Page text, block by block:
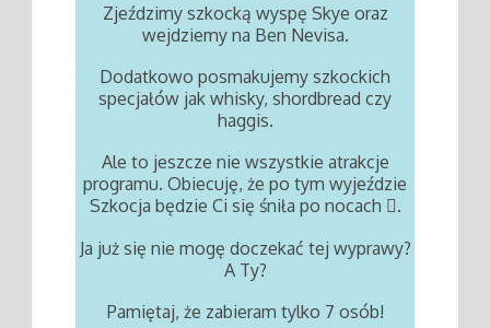
Zjeździmy szkocką wyspę Skye oraz
wejdziemy na Ben Nevisa.
Dodatkowo posmakujemy szkockich
specjałów jak whisky, shordbread czy
haggis.
Ale to jeszcze nie wszystkie atrakcje
programu. Obiecuję, że po tym wyjeździe
Szkocja będzie Ci się śniła po nocach .
Ja już się nie mogę doczekać tej wyprawy?
A Ty?
Pamiętaj, że zabieram tylko 7 osób!